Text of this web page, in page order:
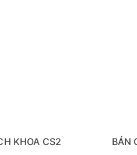
KHOA CS2 BÁN